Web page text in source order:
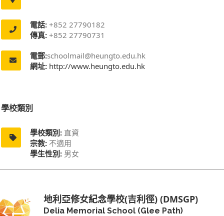
電話: +852 27790182
傳真: +852 27790731
電郵:schoolmail@heungto.edu.hk
網址: http://www.heungto.edu.hk
學校類別
學校類別: 直資
宗教: 不適用
學生性別: 男女
地利亞修女紀念學校(吉利徑) (DMSGP)
Delia Memorial School (Glee Path)